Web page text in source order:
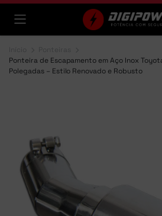
Ponteira de Escapamento em Aço Inox
Polegadas – Estilo Renovado e Robusto